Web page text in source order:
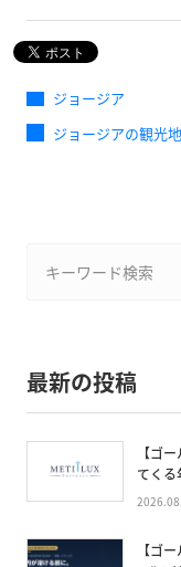
ジョージア
ジョージアの観光地
最新の投稿
【ゴ
てく
ミサイ
【ゴ